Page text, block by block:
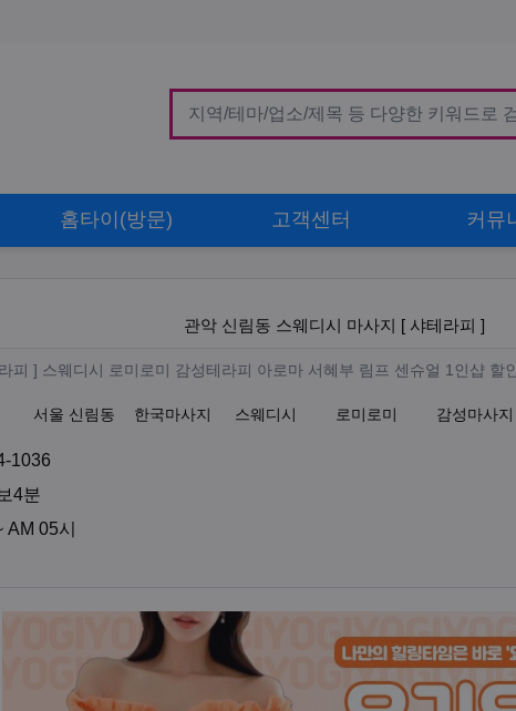
홈타이(방문) 고객센터 커뮤
스웨디시 마사지 [ 샤테라피 ]
관악 신림동 스웨디시 마사지 [ 샤테라피 ]
마 [ 샤테라피 ] 스웨디시 로미로
피 ] 스웨디시 로미로미 감성테라피 아로마 서혜부 림프 센슈얼 1인샵 할
서울 신림동 한국마사지 스웨디시 로미로미 감성마사지
1036
4분
05시